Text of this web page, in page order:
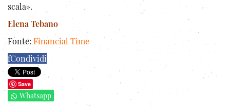
scala».
Elena Tebano
Fonte: Financial Time
fCondividi
Save
Whatsapp